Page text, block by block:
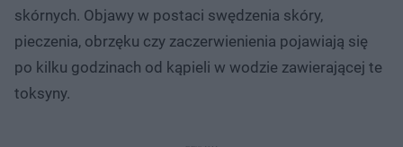
skórnych. Objawy w postaci swędzenia skóry,
pieczenia, obrzęku czy zaczerwienienia pojawiają się
po kilku godzinach od kąpieli w wodzie zawierającej te
toksyny.